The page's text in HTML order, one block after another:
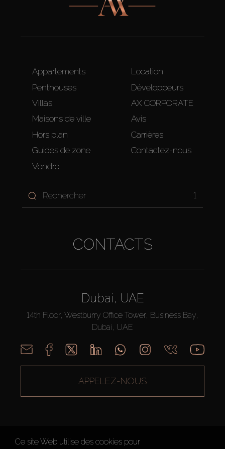
Appartements
Penthouses
Villas
Maisons de ville
Hors plan
Guides de zone
Vendre
Location
Développeurs
AX CORPORATE
Avis
Carrières
Contactez-nous
1
CONTACTS
Dubai, UAE
14th Floor, Westburry Office Tower, Business Bay,
Dubai, UAE
APPELEZ-NOUS
Ce site Web utilise des cookies pour